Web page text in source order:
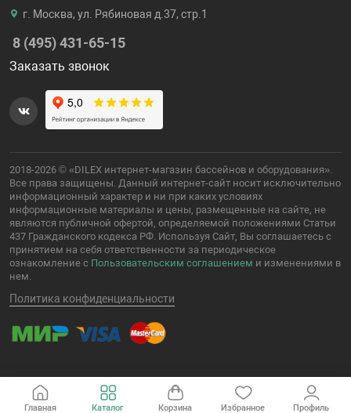
Главная Каталог Корзина Избранное Профиль
г. Москва, ул. Рябиновая д.37, стр.1
8 (495) 431-65-15
Заказать звонок
2018-2026 © «DILEX интернет-магазин бассейнов и оборудования».
Все права защищены. Данный интернет-сайт носит исключительно
информационный характер и ни при каких условиях
информационные материалы и цены, размещенные на сайте, не
являются публичной офертой, определяемой положениями Статьи
437 Гражданского кодекса РФ. Используя Сайт, Вы соглашаетесь с
принятием на себя ответственности за периодическое
ознакомление с Пользовательским соглашением и изменениями в
нем.
Политика конфиденциальности